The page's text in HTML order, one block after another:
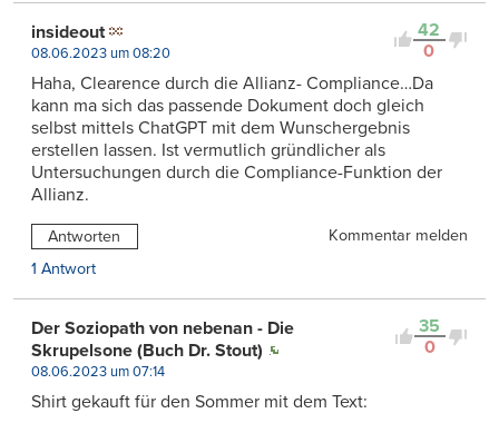
42
0
insideout
08.06.2023 um 08:20
Haha, Clearence durch die Allianz- Compliance…Da
kann ma sich das passende Dokument doch gleich
selbst mittels ChatGPT mit dem Wunschergebnis
erstellen lassen. Ist vermutlich gründlicher als
Untersuchungen durch die Compliance-Funktion der
Allianz.
Antworten
Kommentar melden
1 Antwort
35
0
Der Soziopath von nebenan - Die
Skrupelsone (Buch Dr. Stout)
08.06.2023 um 07:14
Shirt gekauft für den Sommer mit dem Text: